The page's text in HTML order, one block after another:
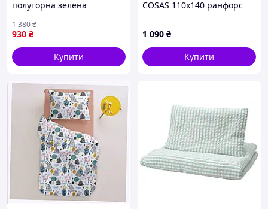
полуторна зелена
Голд Ananasko 1513285
930 ₴
1 380₴
Купити
COSAS 110х140 ранфорс
1 090 ₴
Купити